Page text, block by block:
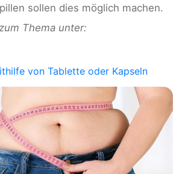
sollen dies möglich machen.
Thema unter:
von Tablette oder Kapseln